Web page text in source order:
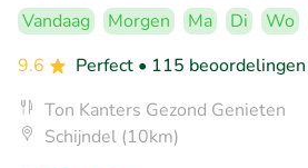
Vandaag Morgen Ma Di Wo
9.6
Perfect • 115 beoordelingen
Ton Kanters Gezond Genieten
Schijndel (10km)